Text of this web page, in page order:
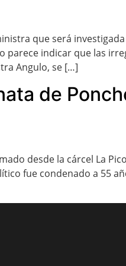
que será
parece indicar que las
Angulo, se […]
de
desde la cárcel La
fue condenado a 55